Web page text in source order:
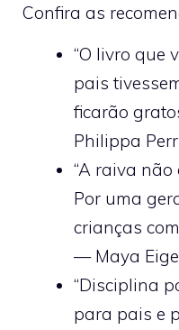
Confira as
“O livro que
pais
ficarão
Philippa
“A raiva não
Por uma
crianças
— Maya
“Disciplina
para pais e